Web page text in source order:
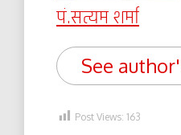
पं.सत्यम शर्मा
See
Post Views: 163